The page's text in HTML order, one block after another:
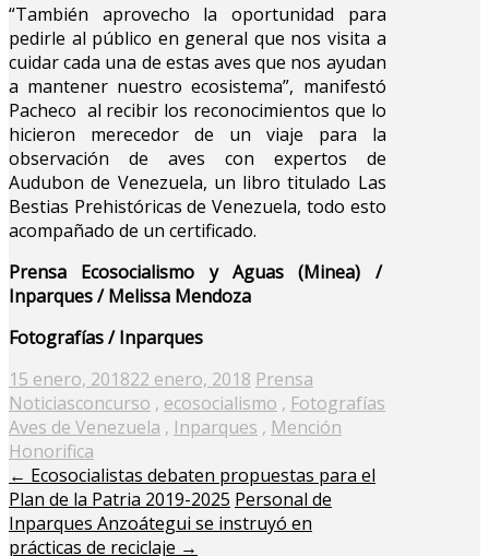
“También aprovecho la oportunidad para
pedirle al público en general que nos visita a
cuidar cada una de estas aves que nos ayudan
a mantener nuestro ecosistema”, manifestó
Pacheco al recibir los reconocimientos que lo
hicieron merecedor de un viaje para la
observación de aves con expertos de
Audubon de Venezuela, un libro titulado Las
Bestias Prehistóricas de Venezuela, todo esto
acompañado de un certificado.
Prensa Ecosocialismo y Aguas (Minea) /
Inparques / Melissa Mendoza
Fotografías / Inparques
Posted
on
15 enero, 201822 enero, 2018 Prensa
Noticiasconcurso , ecosocialismo , Fotografías
Aves de Venezuela , Inparques , Mención
Honorifica
← Ecosocialistas debaten propuestas para el
Plan de la Patria 2019-2025 Personal de
Inparques Anzoátegui se instruyó en
prácticas de reciclaje →